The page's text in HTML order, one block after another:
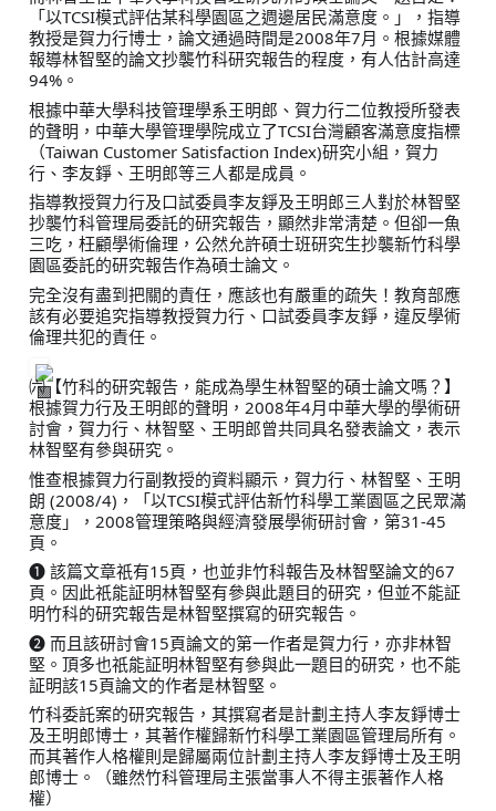
「以TCSI模式評估某科學園區之週邊居民滿意度。」，指導
教授是賀力行博士，論文通過時間是2008年7月。根據媒體
報導林智堅的論文抄襲竹科研究報告的程度，有人估計高達
94%。
根據中華大學科技管理學系王明郎、賀力行二位教授所發表
的聲明，中華大學管理學院成立了TCSI台灣顧客滿意度指標
（Taiwan Customer Satisfaction Index)研究小組，賀力
行、李友錚、王明郎等三人都是成員。
指導教授賀力行及口試委員李友錚及王明郎三人對於林智堅
抄襲竹科管理局委託的研究報告，顯然非常淸楚。但卻一魚
三吃，枉顧學術倫理，公然允許碩士班研究生抄襲新竹科學
園區委託的研究報告作為碩士論文。
完全沒有盡到把關的責任，應該也有嚴重的疏失！教育部應
該有必要追究指導教授賀力行、口試委員李友錚，違反學術
倫理共犯的責任。
㈥【竹科的研究報告，能成為學生林智堅的碩士論文嗎？】
根據賀力行及王明郎的聲明，2008年4月中華大學的學術研
討會，賀力行、林智堅、王明郎曾共同具名發表論文，表示
林智堅有參與研究。
惟查根據賀力行副教授的資料顯示，賀力行、林智堅、王明
朗 (2008/4)，「以TCSI模式評估新竹科學工業園區之民眾滿
意度」，2008管理策略與經濟發展學術研討會，第31-45
頁。
❶ 該篇文章祇有15頁，也並非竹科報告及林智堅論文的67
頁。因此祇能証明林智堅有參與此題目的研究，但並不能証
明竹科的研究報告是林智堅撰寫的研究報告。
❷ 而且該研討會15頁論文的第一作者是賀力行，亦非林智
堅。頂多也祇能証明林智堅有參與此一題目的研究，也不能
証明該15頁論文的作者是林智堅。
竹科委託案的研究報告，其撰寫者是計劃主持人李友錚博士
及王明郎博士，其著作權歸新竹科學工業園區管理局所有。
而其著作人格權則是歸屬兩位計劃主持人李友錚博士及王明
郎博士。（雖然竹科管理局主張當事人不得主張著作人格
權）